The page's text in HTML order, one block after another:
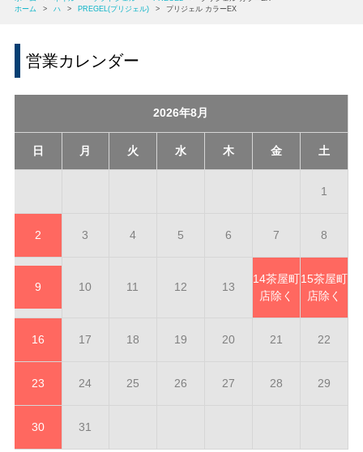
ホーム
> ハ > PREGEL(プリジェル) > プリジェル カラーEX
営業カレンダー
2026年8月
日 月 火 水 木 金 土
1
2 3 4 5 6 7 8
9 10 11 12 13
14茶屋町
店除く
15茶屋町
店除く
16 17 18 19 20 21 22
23 24 25 26 27 28 29
30 31